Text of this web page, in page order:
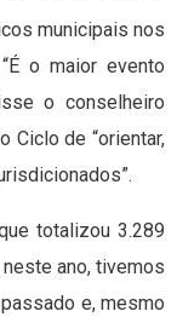
municipais nos
o maior evento
o conselheiro
Ciclo de “orientar,
totalizou 3.289
ano, tivemos
e, mesmo